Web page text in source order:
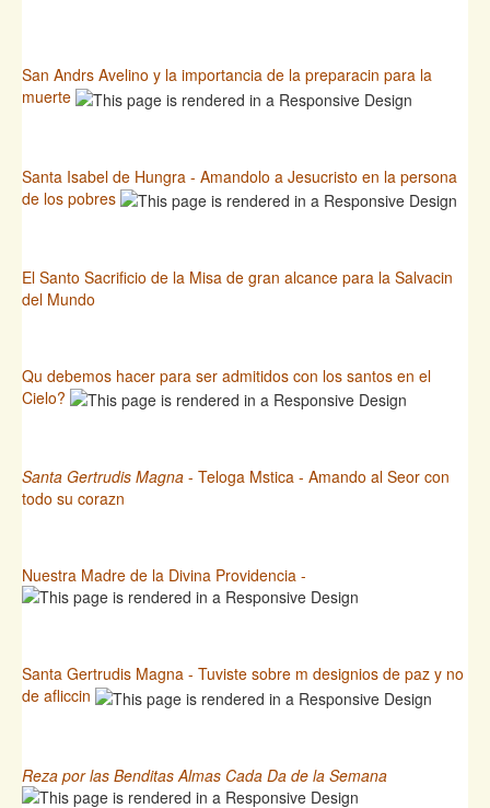
San Andrs Avelino y la importancia de la preparacin para la
muerte
Santa Isabel de Hungra - Amandolo a Jesucristo en la persona
de los pobres
El Santo Sacrificio de la Misa de gran alcance para la Salvacin
del Mundo
Qu debemos hacer para ser admitidos con los santos en el
Cielo?
Santa Gertrudis Magna - Teloga Mstica - Amando al Seor con
todo su corazn
Nuestra Madre de la Divina Providencia -
Santa Gertrudis Magna - Tuviste sobre m designios de paz y no
de afliccin
Reza por las Benditas Almas Cada Da de la Semana